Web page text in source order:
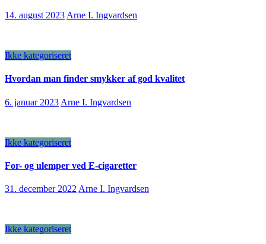
14. august 2023 Arne I. Ingvardsen
Ikke kategoriseret
Hvordan man finder smykker af god kvalitet
6. januar 2023 Arne I. Ingvardsen
Ikke kategoriseret
For- og ulemper ved E-cigaretter
31. december 2022 Arne I. Ingvardsen
Ikke kategoriseret